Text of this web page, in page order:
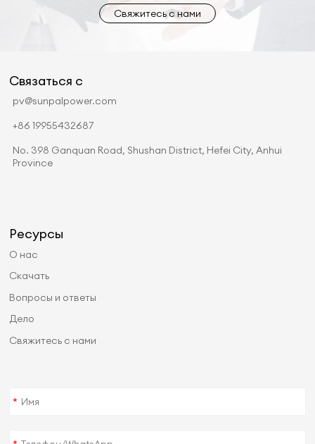
Свяжитесь с нами
Связаться с
pv@sunpalpower.com
+86 19955432687
No. 398 Ganquan Road, Shushan District, Hefei City, Anhui
Province
Ресурсы
О нас
Скачать
Вопросы и ответы
Дело
Свяжитесь с нами
*